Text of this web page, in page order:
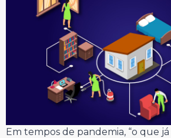
Em tempos de pandemia, “o que